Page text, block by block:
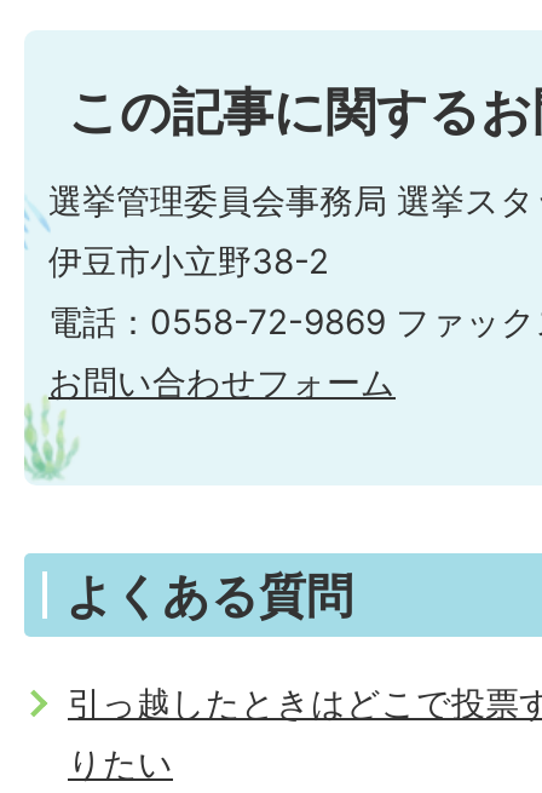
この記事に関する
選挙管理委員会事務局 選挙ス
伊豆市小立野38-2
電話：0558-72-9869 ファッ
お問い合わせフォーム
よくある質問
引っ越したときはどこで投票
りたい